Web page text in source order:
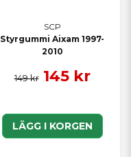
SCP
Styrgummi Aixam 1997-
2010
149 kr 145 kr
LÄGG I KORGEN